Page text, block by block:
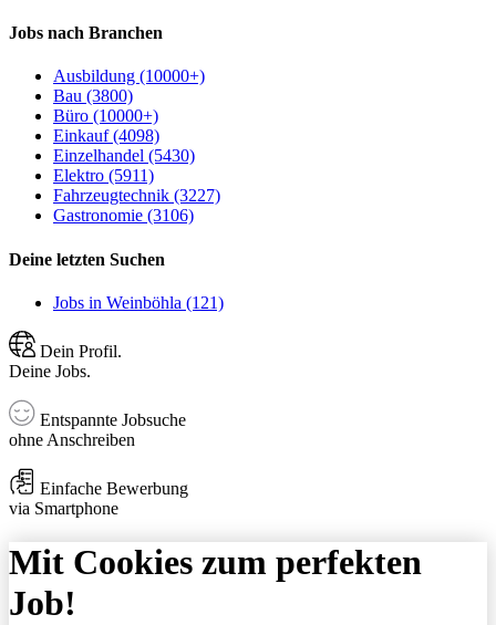
Jobs nach Branchen
Ausbildung (10000+)
Bau (3800)
Büro (10000+)
Einkauf (4098)
Einzelhandel (5430)
Elektro (5911)
Fahrzeugtechnik (3227)
Gastronomie (3106)
Deine letzten Suchen
Jobs in Weinböhla (121)
Dein Profil.
Deine Jobs.
Entspannte Jobsuche
ohne Anschreiben
Einfache Bewerbung
via Smartphone
Mit Cookies zum perfekten
Job!